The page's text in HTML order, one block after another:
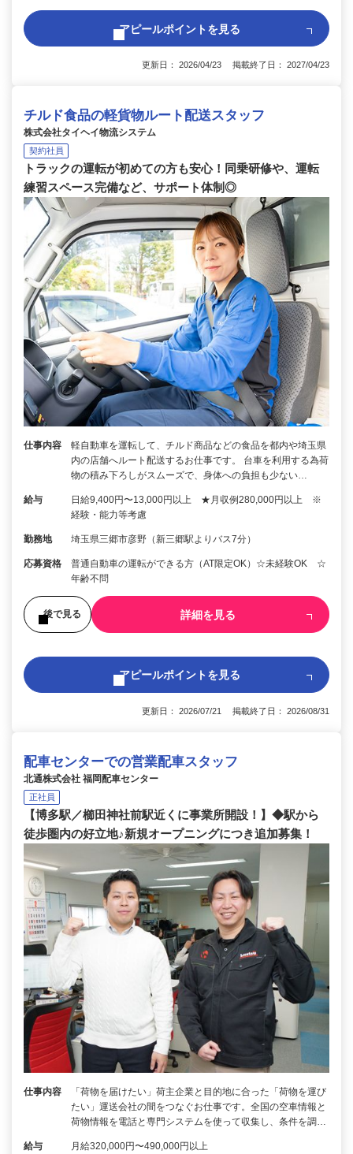
アピールポイントを見る
更新日： 2026/04/23 掲載終了日： 2027/04/23
チルド食品の軽貨物ルート配送スタッフ
株式会社タイヘイ物流システム
契約社員
トラックの運転が初めての方も安心！同乗研修や、運転
練習スペース完備など、サポート体制◎
仕事内容
軽自動車を運転して、チルド商品などの食品を都内や埼玉県
内の店舗へルート配送するお仕事です。 台車を利用する為荷
物の積み下ろしがスムーズで、身体への負担も少ない…
給与
日給9,400円〜13,000円以上 ★月収例280,000円以上 ※
経験・能力等考慮
勤務地 埼玉県三郷市彦野（新三郷駅よりバス7分）
応募資格
普通自動車の運転ができる方（AT限定OK）☆未経験OK ☆
年齢不問
後で見る 詳細を見る
アピールポイントを見る
更新日： 2026/07/21 掲載終了日： 2026/08/31
配車センターでの営業配車スタッフ
北通株式会社 福岡配車センター
正社員
【博多駅／櫛田神社前駅近くに事業所開設！】◆駅から
徒歩圏内の好立地♪新規オープニングにつき追加募集！
仕事内容
「荷物を届けたい」荷主企業と目的地に合った「荷物を運び
たい」運送会社の間をつなぐお仕事です。全国の空車情報と
荷物情報を電話と専門システムを使って収集し、条件を調…
給与 月給320,000円〜490,000円以上